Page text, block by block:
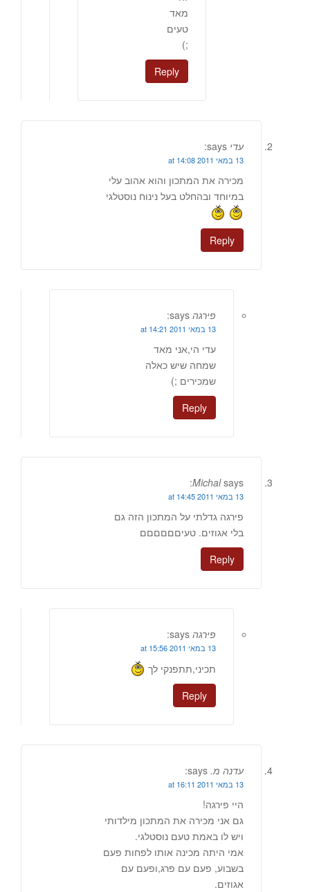
מאד
טעים
;)
Reply
עדי says:
13 במאי 2011 at 14:08
מכירה את המתכון והוא אהוב עלי
במיוחד ובהחלט בעל נינוח נוסטלגי
Reply
פירגה says:
13 במאי 2011 at 14:21
עדי הי,אני מאד
שמחה שיש כאלה
שמכירים ;)
Reply
Michal says:
13 במאי 2011 at 14:45
פירגה גדלתי על המתכון הזה גם
בלי אגוזים. טעיםםםםםם
Reply
פירגה says:
13 במאי 2011 at 15:56
תכיני,תתפנקי לך
Reply
עדנה מ. says:
13 במאי 2011 at 16:11
היי פירגה!
גם אני מכירה את המתכון מילדותי
ויש לו באמת טעם נוסטלגי.
אמי היתה מכינה אותו לפחות פעם
בשבוע, פעם עם פרג,ופעם עם
אגוזים.